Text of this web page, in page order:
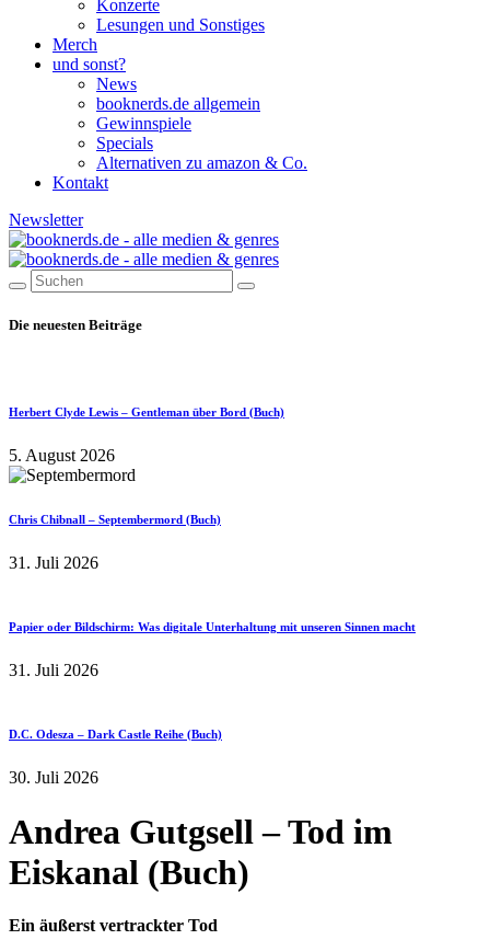
Konzerte
Lesungen und Sonstiges
Merch
und sonst?
News
booknerds.de allgemein
Gewinnspiele
Specials
Alternativen zu amazon & Co.
Kontakt
Newsletter
Die neuesten Beiträge
Herbert Clyde Lewis – Gentleman über Bord (Buch)
5. August 2026
Chris Chibnall – Septembermord (Buch)
31. Juli 2026
Papier oder Bildschirm: Was digitale Unterhaltung mit unseren Sinnen macht
31. Juli 2026
D.C. Odesza – Dark Castle Reihe (Buch)
30. Juli 2026
Andrea Gutgsell – Tod im
Eiskanal (Buch)
Ein äußerst vertrackter Tod